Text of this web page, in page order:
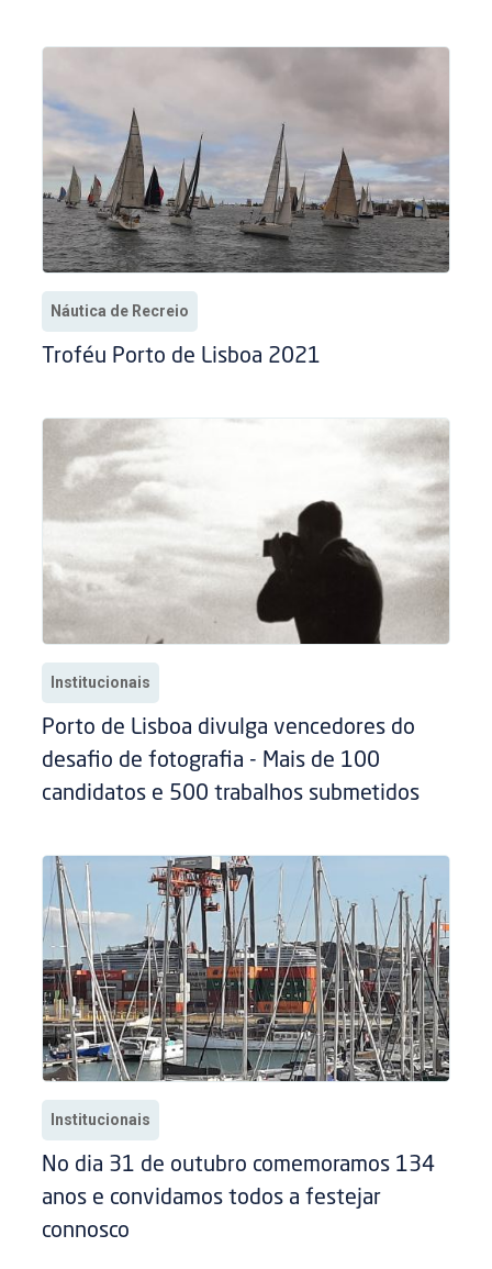
Náutica de Recreio
Troféu Porto de Lisboa 2021
Institucionais
Porto de Lisboa divulga vencedores do
desafio de fotografia - Mais de 100
candidatos e 500 trabalhos submetidos
Institucionais
No dia 31 de outubro comemoramos 134
anos e convidamos todos a festejar
connosco